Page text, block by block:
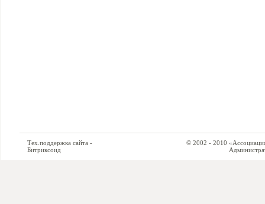
Тех.поддержка сайта -
Битриксоид
© 2002 - 2010 «Ассоциация